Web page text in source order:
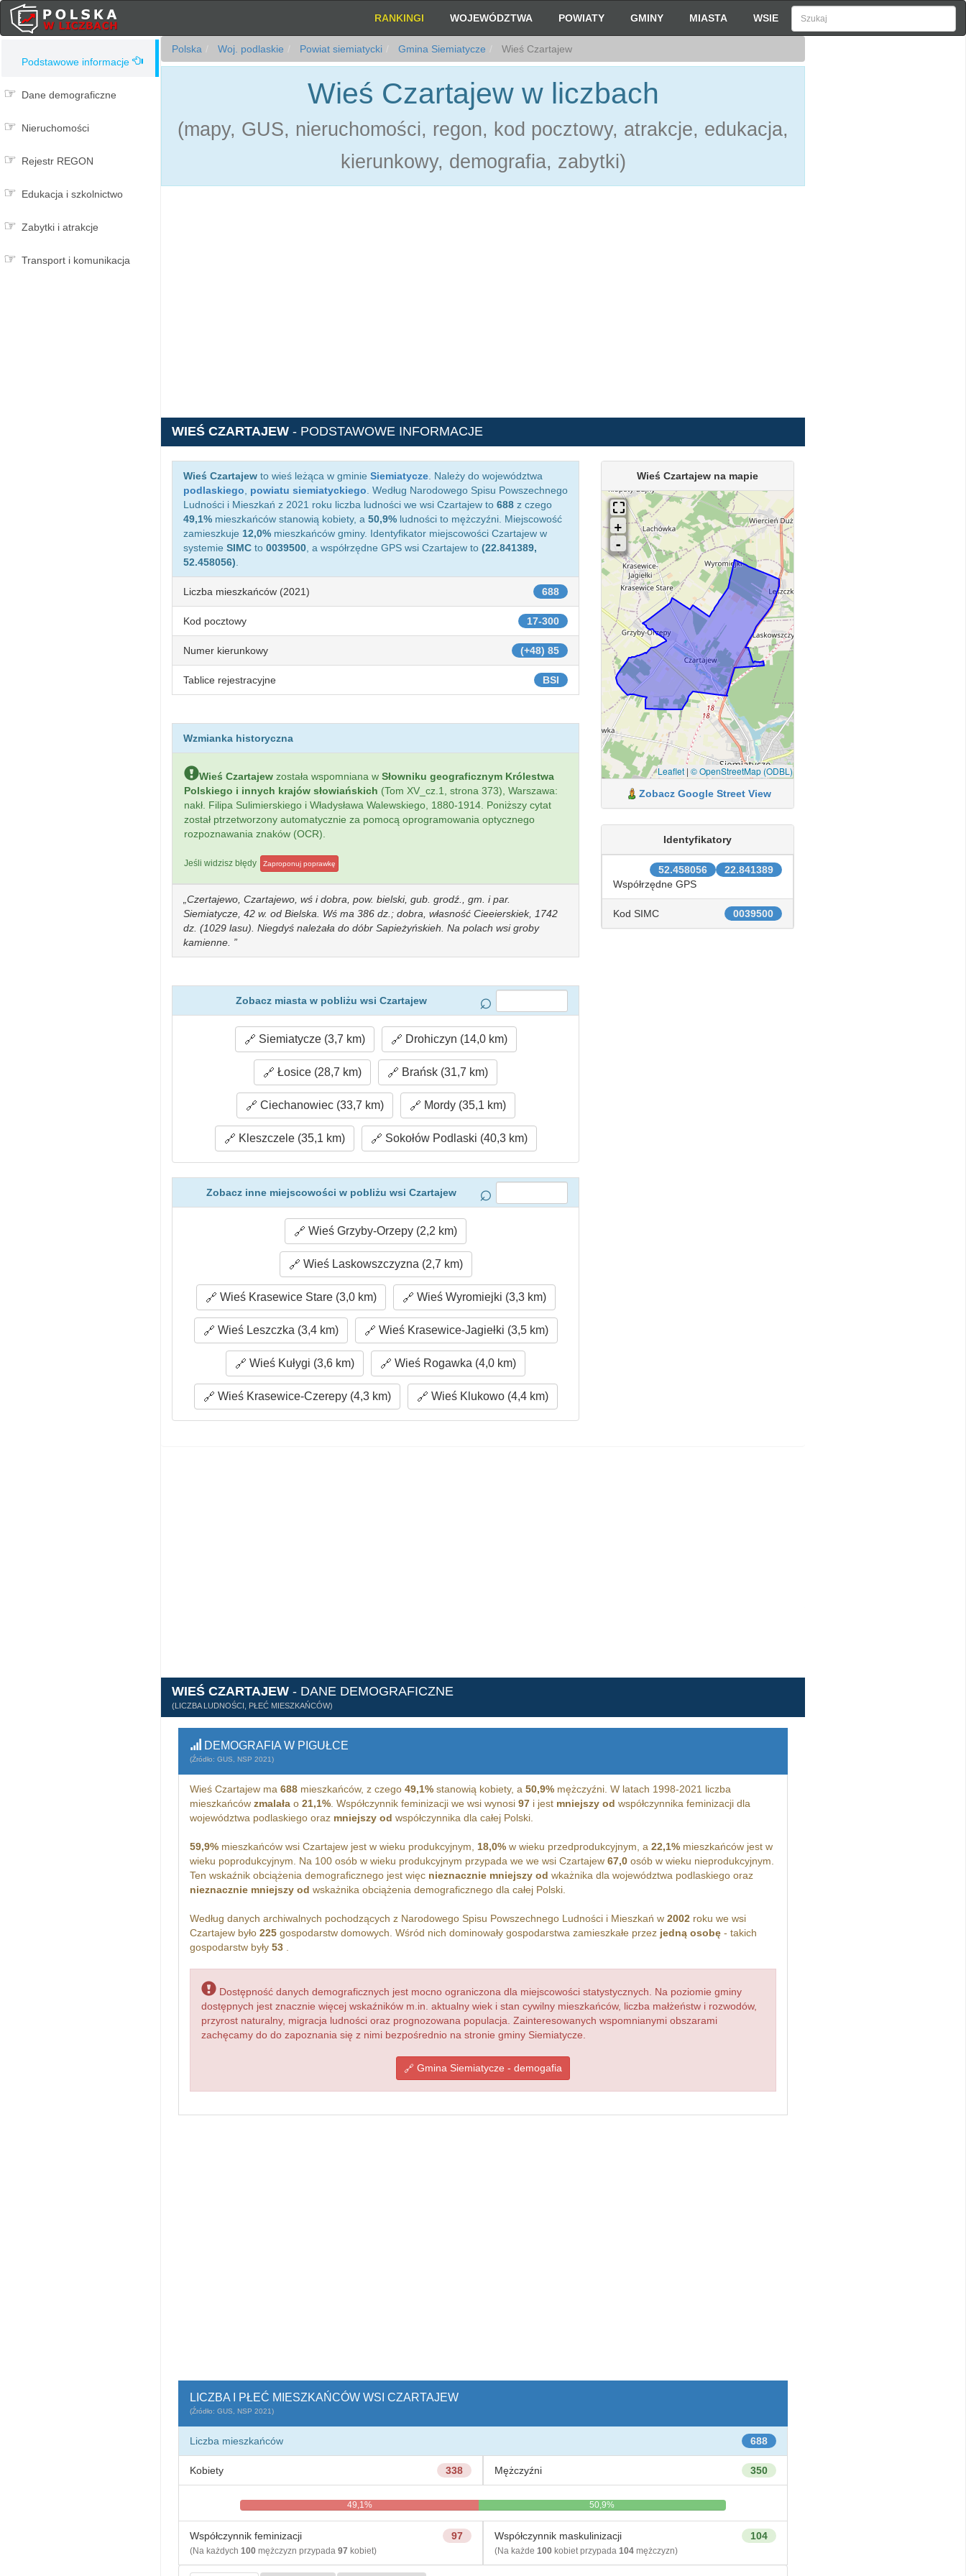
RANKINGI WOJEWÓDZTWA POWIATY GMINY MIASTA WSIE
Podstawowe informacje
Dane demograficzne
Nieruchomości
Rejestr REGON
Edukacja i szkolnictwo
Zabytki i atrakcje
Transport i komunikacja
Polska Woj. podlaskie Powiat siemiatycki Gmina Siemiatycze Wieś Czartajew
Wieś Czartajew w liczbach
(mapy, GUS, nieruchomości, regon, kod pocztowy, atrakcje, edukacja,
kierunkowy, demografia, zabytki)
WIEŚ CZARTAJEW - PODSTAWOWE INFORMACJE
Wieś Czartajew to wieś leżąca w gminie Siemiatycze . Należy do województwa
podlaskiego
powiatu siemiatyckiego . Według Narodowego Spisu Powszechnego
Ludności i Mieszkań z 2021 roku liczba ludności we wsi Czartajew to 688 z czego
49,1% mieszkańców stanowią kobiety, a 50,9% ludności to mężczyźni. Miejscowość
zamieszkuje 12,0% mieszkańców gminy. Identyfikator miejscowości Czartajew w
systemie SIMC to 0039500 , a współrzędne GPS wsi Czartajew to (22.841389,
52.458056)
688
Liczba mieszkańców (2021)
17-300
Kod pocztowy
(+48) 85
Numer kierunkowy
BSI
Tablice rejestracyjne
Wzmianka historyczna
Wieś Czartajew została wspomniana w Słowniku geograficznym Królestwa
Polskiego i innych krajów słowiańskich (Tom XV_cz.1, strona 373), Warszawa:
nakł. Filipa Sulimierskiego i Władysława Walewskiego, 1880-1914. Poniższy cytat
został ptrzetworzony automatycznie za pomocą oprogramowania optycznego
rozpoznawania znaków (OCR).
Jeśli widzisz błędy Zaproponuj poprawkę
Czertajewo, Czartajewo, wś i dobra, pow. bielski, gub. grodź., gm. i par.
Siemiatycze, 42 w. od Bielska. Wś ma 386 dz.; dobra, własność Cieeierskiek, 1742
dz. (1029 lasu). Niegdyś należała do dóbr Sapieżyńskieh. Na polach wsi groby
kamienne.
Zobacz miasta w pobliżu wsi Czartajew
Siemiatycze (3,7 km) Drohiczyn (14,0 km)
Łosice (28,7 km) Brańsk (31,7 km)
Ciechanowiec (33,7 km) Mordy (35,1 km)
Kleszczele (35,1 km) Sokołów Podlaski (40,3 km)
Zobacz inne miejscowości w pobliżu wsi Czartajew
Wieś Grzyby-Orzepy (2,2 km)
Wieś Laskowszczyzna (2,7 km)
Wieś Krasewice Stare (3,0 km) Wieś Wyromiejki (3,3 km)
Wieś Leszczka (3,4 km) Wieś Krasewice-Jagiełki (3,5 km)
Wieś Kułygi (3,6 km) Wieś Rogawka (4,0 km)
Wieś Krasewice-Czerepy (4,3 km) Wieś Klukowo (4,4 km)
Wieś Czartajew na mapie
Leaflet| © OpenStreetMap (ODBL)
Zobacz Google Street View
Identyfikatory
22.841389
52.458056
Współrzędne GPS
0039500
Kod SIMC
WIEŚ CZARTAJEW - DANE DEMOGRAFICZNE
(LICZBA LUDNOŚCI, PŁEĆ MIESZKAŃCÓW)
DEMOGRAFIA W PIGUŁCE
(Źródło: GUS, NSP 2021)
Wieś Czartajew ma 688mieszkańców, z czego 49,1%stanowią kobiety, a 50,9%mężczyźni. W latach 1998-2021 liczba
mieszkańców zmalałao 21,1%. Współczynnik feminizacji we wsi wynosi 97i jest mniejszy od współczynnika feminizacji dla
województwa podlaskiego oraz mniejszy od współczynnika dla całej Polski.
59,9%mieszkańców wsi Czartajew jest w wieku produkcyjnym, 18,0%w wieku przedprodukcyjnym, a 22,1%mieszkańców jest w
wieku poprodukcyjnym. Na 100 osób w wieku produkcyjnym przypada we we wsi Czartajew 67,0osób w wieku nieprodukcyjnym.
Ten wskaźnik obciążenia demograficznego jest więc nieznacznie mniejszy od wkażnika dla województwa podlaskiego oraz
nieznacznie mniejszy od wskażnika obciążenia demograficznego dla całej Polski.
Według danych archiwalnych pochodzących z Narodowego Spisu Powszechnego Ludności i Mieszkań w 2002roku we wsi
Czartajew było 225gospodarstw domowych. Wśród nich dominowały gospodarstwa zamieszkałe przez jedną osobę- takich
gospodarstw były 53.
Dostępność danych demograficznych jest mocno ograniczona dla miejscowości statystycznych. Na poziomie gminy
dostępnych jest znacznie więcej wskaźników m.in. aktualny wiek i stan cywilny mieszkańców, liczba małżeństw i rozwodów,
przyrost naturalny, migracja ludności oraz prognozowana populacja. Zainteresowanych wspomnianymi obszarami
zachęcamy do do zapoznania się z nimi bezpośrednio na stronie gminy Siemiatycze.
Gmina Siemiatycze - demogafia
LICZBA I PŁEĆ MIESZKAŃCÓW WSI CZARTAJEW
(Źródło: GUS, NSP 2021)
688
Liczba mieszkańców
338
Kobiety 350
Mężczyźni
49,1% 50,9%
97
Współczynnik feminizacji
(Na każdych 100mężczyzn przypada 97 kobiet)
104
Współczynnik maskulinizacji
(Na każde 100kobiet przypada 104mężczyzn)